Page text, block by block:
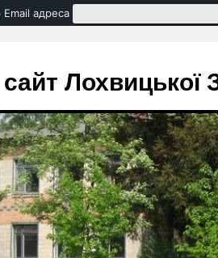
Email адреса
Лохвицької